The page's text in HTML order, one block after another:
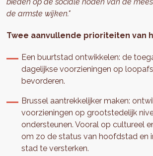
bieden op de sociale noden van de
de armste wijken."
Twee aanvullende prioriteiten van
Een buurtstad ontwikkelen: de
dagelijkse voorzieningen op
bevorderen.
Brussel aantrekkelijker maken:
voorzieningen op grootstedelijk
ondersteunen. Vooral op cultureel
om zo de status van hoofdstad en
stad te versterken.